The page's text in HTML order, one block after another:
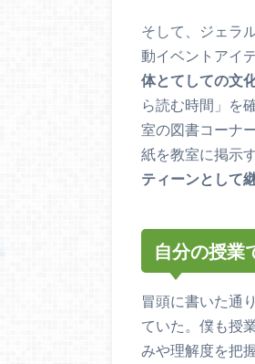
そして、ジェラ
動イベントアイ
体とてしての文
ら読む時間」を
室の図書コーナ
紙を教室に掲示
ティーンとして
自分の授業
冒頭に書いた通
ていた。僕も授
みや理解度を把